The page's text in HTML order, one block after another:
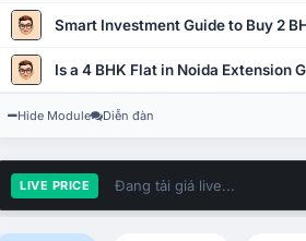
Smart Investment Guide to Buy 2
Is a 4 BHK Flat in Noida Extension
Hide Module Diễn đàn
LIVE PRICE Đang tải giá live...